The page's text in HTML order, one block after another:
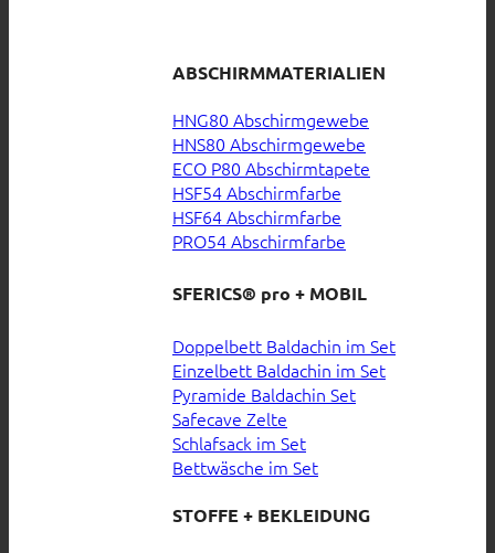
ABSCHIRMMATERIALIEN
HNG80 Abschirmgewebe
HNS80 Abschirmgewebe
ECO P80 Abschirmtapete
HSF54 Abschirmfarbe
HSF64 Abschirmfarbe
PRO54 Abschirmfarbe
SFERICS® pro + MOBIL
Doppelbett Baldachin im Set
Einzelbett Baldachin im Set
Pyramide Baldachin Set
Safecave Zelte
Schlafsack im Set
Bettwäsche im Set
STOFFE + BEKLEIDUNG